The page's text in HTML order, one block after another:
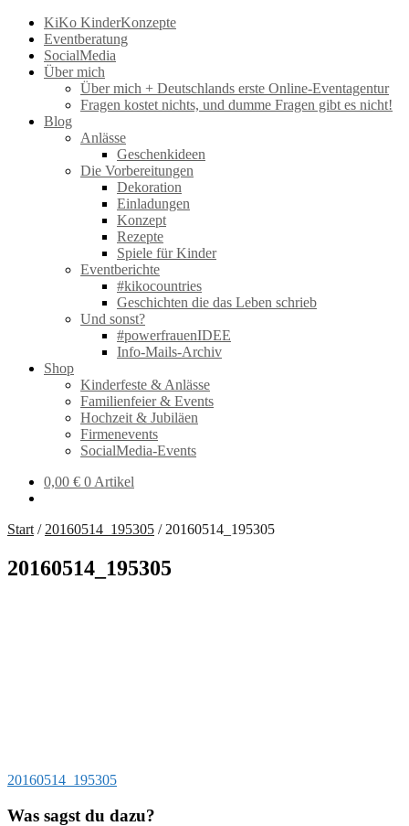
KiKo KinderKonzepte
Eventberatung
SocialMedia
Über mich
Über mich + Deutschlands erste Online-Eventagentur
Fragen kostet nichts, und dumme Fragen gibt es nicht!
Blog
Anlässe
Geschenkideen
Die Vorbereitungen
Dekoration
Einladungen
Konzept
Rezepte
Spiele für Kinder
Eventberichte
#kikocountries
Geschichten die das Leben schrieb
Und sonst?
#powerfrauenIDEE
Info-Mails-Archiv
Shop
Kinderfeste & Anlässe
Familienfeier & Events
Hochzeit & Jubiläen
Firmenevents
SocialMedia-Events
0,00 € 0 Artikel
Start / 20160514_195305 / 20160514_195305
20160514_195305
Beitragsnavigation
Vorheriger
20160514_195305
Was sagst du dazu?